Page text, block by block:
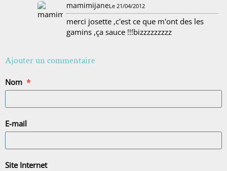
mamimijaneLe 21/04/2012
merci josette ,c'est ce que m'ont des les
gamins ,ça sauce !!!bizzzzzzzzz
Ajouter un commentaire
Nom
E-mail
Site Internet